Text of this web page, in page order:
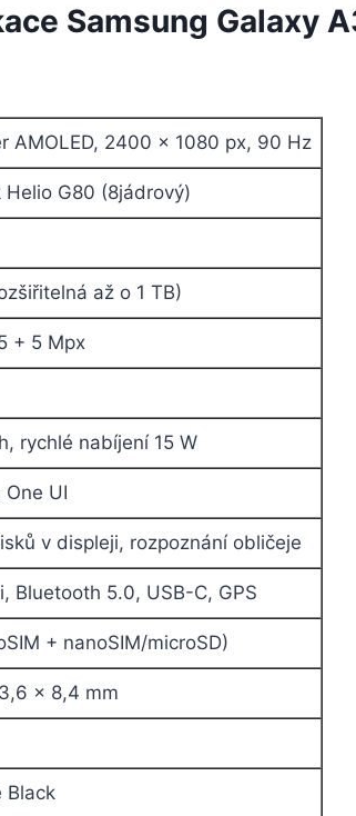
Samsung Galaxy
AMOLED, 2400 × 1080 px, 90 Hz
Helio G80 (8jádrový)
až o 1 TB)
+ 5 Mpx
rychlé nabíjení 15 W
UI
v displeji, rozpoznání obličeje
Bluetooth 5.0, USB-C, GPS
+ nanoSIM/microSD)
× 8,4 mm
Black